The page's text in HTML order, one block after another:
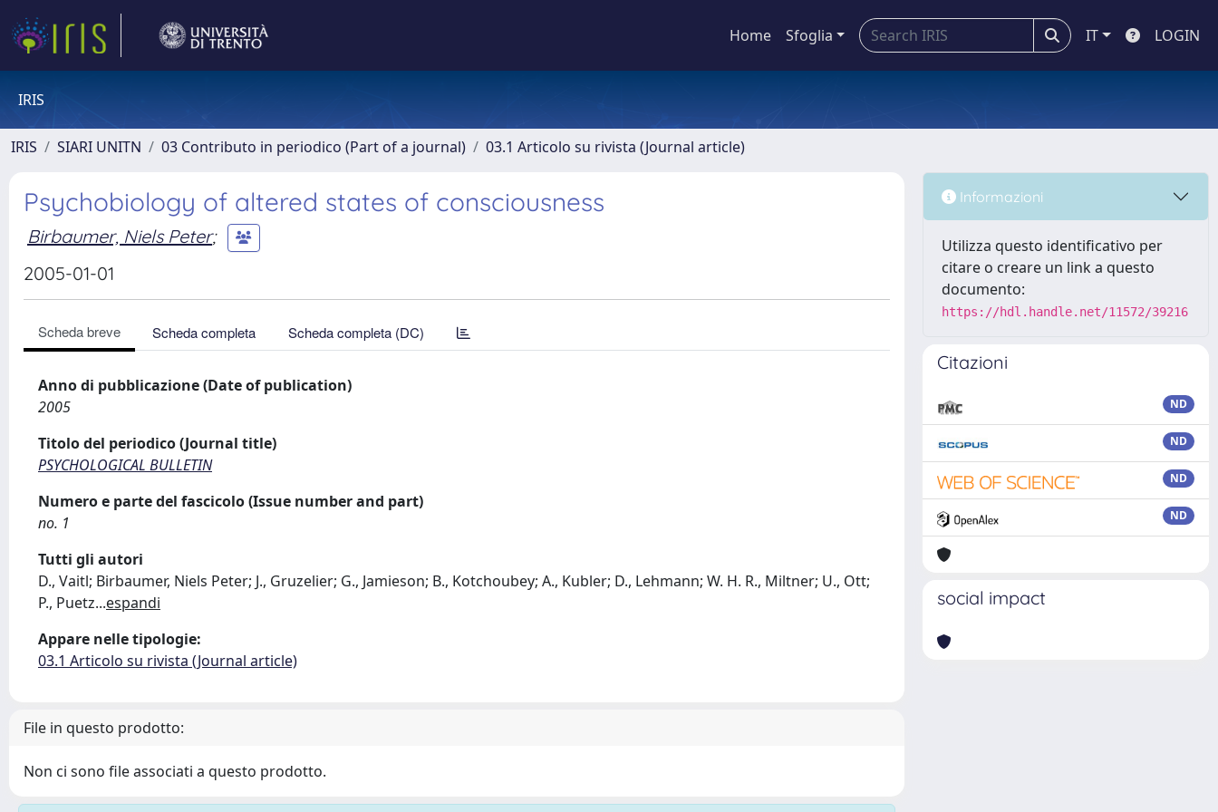
Home Sfoglia IT LOGIN
IRIS
IRIS SIARI UNITN 03 Contributo in periodico (Part of a journal) 03.1 Articolo su rivista (Journal article)
Psychobiology of altered states of consciousness
Birbaumer, Niels Peter;
2005-01-01
Scheda breve Scheda completa Scheda completa (DC)
Anno di pubblicazione (Date of publication)
2005
Titolo del periodico (Journal title)
PSYCHOLOGICAL BULLETIN
Numero e parte del fascicolo (Issue number and part)
no. 1
Tutti gli autori
D., Vaitl; Birbaumer, Niels Peter; J., Gruzelier; G., Jamieson; B., Kotchoubey; A., Kubler; D., Lehmann; W. H. R., Miltner; U., Ott;
P., Puetz...espandi
Appare nelle tipologie:
03.1 Articolo su rivista (Journal article)
File in questo prodotto:
Non ci sono file associati a questo prodotto.
Informazioni
Utilizza questo identificativo per
citare o creare un link a questo
documento:
https://hdl.handle.net/11572/39216
Citazioni
ND
ND
ND
ND
social impact